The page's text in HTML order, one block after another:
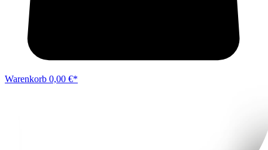
Warenkorb 0,00 €*